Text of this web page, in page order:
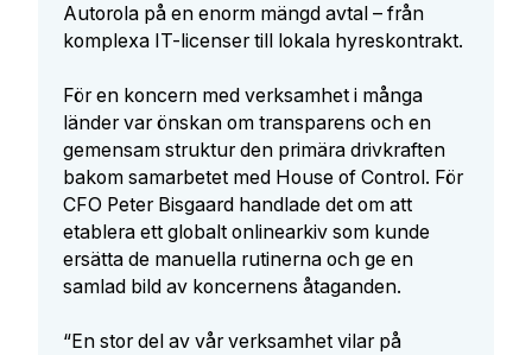
Autorola på en enorm mängd avtal – från
komplexa IT-licenser till lokala hyreskontrakt.
För en koncern med verksamhet i många
länder var önskan om transparens och en
gemensam struktur den primära drivkraften
bakom samarbetet med House of Control. För
CFO Peter Bisgaard handlade det om att
etablera ett globalt onlinearkiv som kunde
ersätta de manuella rutinerna och ge en
samlad bild av koncernens åtaganden.
“En stor del av vår verksamhet vilar på